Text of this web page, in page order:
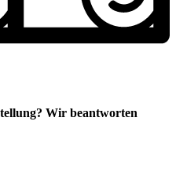
Wir beantworten